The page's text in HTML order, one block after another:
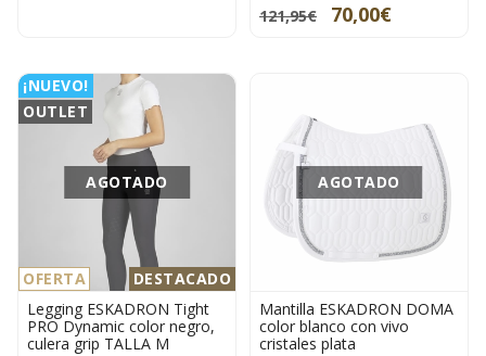
121,95€
70,00€
OFERTA DESTACADO
¡NUEVO!
OUTLET
AGOTADO
Legging ESKADRON Tight
PRO Dynamic color negro,
culera grip TALLA M
AGOTADO
Mantilla ESKADRON DOMA
color blanco con vivo
cristales plata